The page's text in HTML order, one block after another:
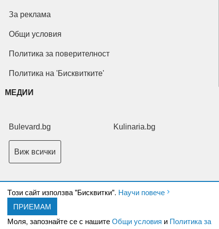
Tози сайт използва "Бисквитки". Научи повече
ПРИЕМАМ
Моля, запознайте се с нашитеОбщи условия и Политика за
За реклама
Общи условия
Политика за поверителност
Политика на 'Бисквитките'
МЕДИИ
Bulevard.bg Kulinaria.bg
Виж всички
Copyright © 2026 Ксениум ООД. Всички права запазени.
XeniumCompany.com